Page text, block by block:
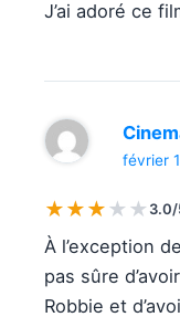
J’ai adoré ce
février
★★★★ ★
À l’exception
pas sûre
Robbie et